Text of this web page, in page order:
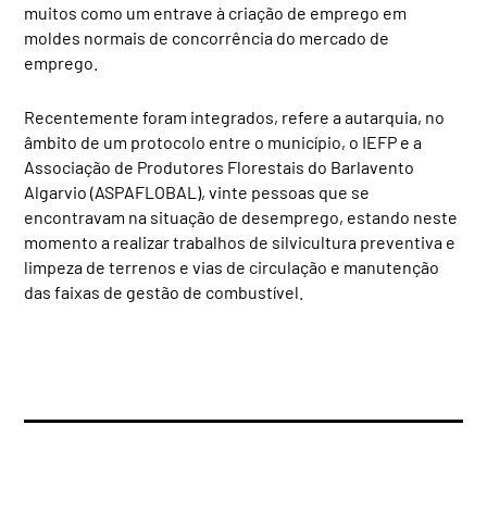
muitos como um entrave à criação de emprego em
moldes normais de concorrência do mercado de
emprego.
Recentemente foram integrados, refere a autarquia, no
âmbito de um protocolo entre o município, o IEFP e a
Associação de Produtores Florestais do Barlavento
Algarvio (ASPAFLOBAL), vinte pessoas que se
encontravam na situação de desemprego, estando neste
momento a realizar trabalhos de silvicultura preventiva e
limpeza de terrenos e vias de circulação e manutenção
das faixas de gestão de combustível.